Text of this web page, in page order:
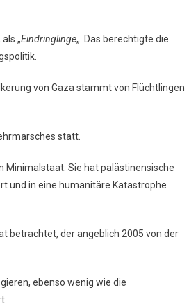
„Eindringlinge„. Das berechtigte die
von Gaza stammt von Flüchtlingen
statt.
Minimalstaat. Sie hat palästinensische
und in eine humanitäre Katastrophe
betrachtet, der angeblich 2005 von der
ebenso wenig wie die